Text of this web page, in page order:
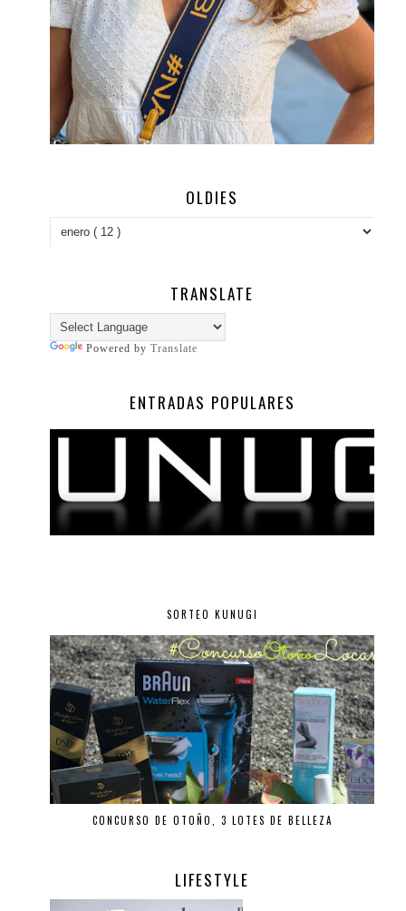
OLDIES
TRANSLATE
Powered by Translate
ENTRADAS POPULARES
SORTEO KUNUGI
CONCURSO DE OTOÑO, 3 LOTES DE BELLEZA
LIFESTYLE